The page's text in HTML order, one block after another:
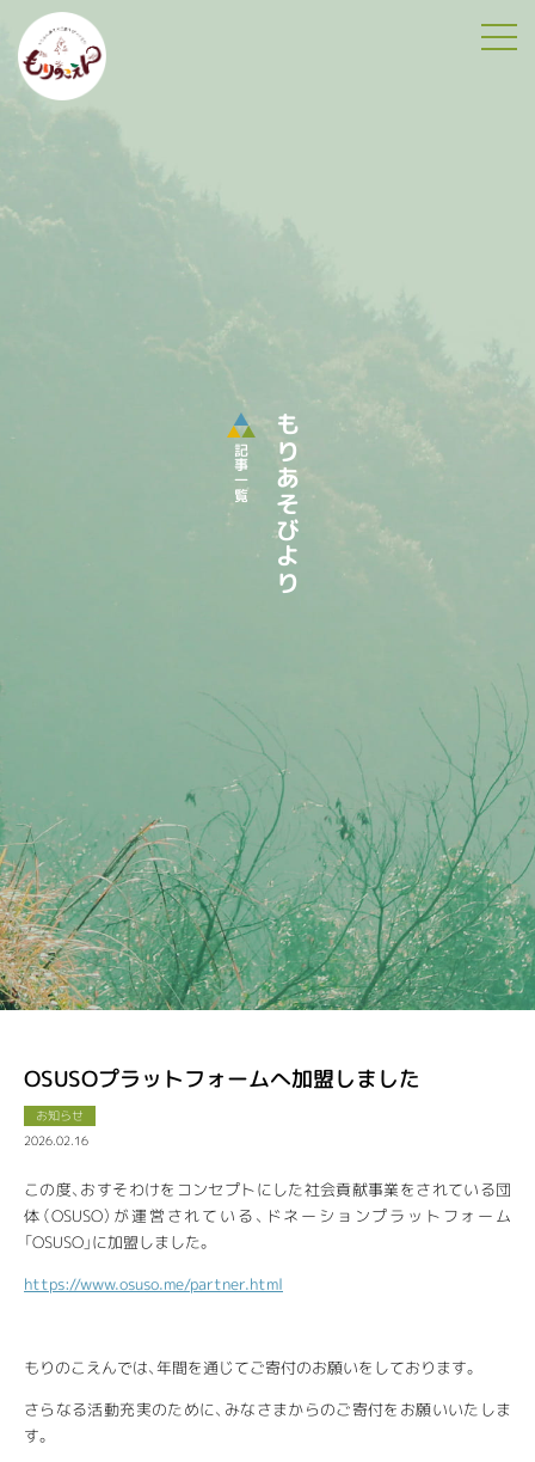
記事一覧 もりあそびより
OSUSOプラットフォームへ加盟しました
お知らせ
2026.02.16
この度、おすそわけをコンセプトにした社会貢献事業をされている団
体（OSUSO）が運営されている、ドネーションプラットフォーム
「OSUSO」に加盟しました。
https://www.osuso.me/partner.html
もりのこえんでは、年間を通じてご寄付のお願いをしております。
さらなる活動充実のために、みなさまからのご寄付をお願いいたしま
す。